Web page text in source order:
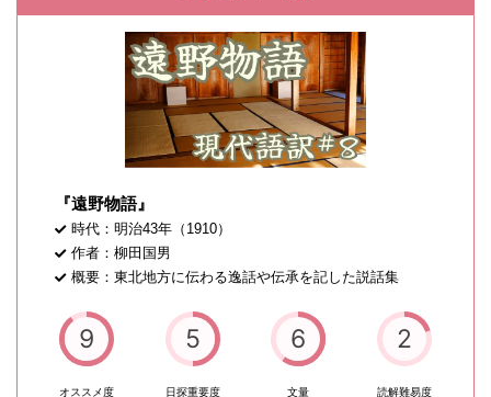
『遠野物語』
時代：明治43年（1910）
作者：柳田国男
概要：東北地方に伝わる逸話や伝承を記した説話集
9
オススメ度
5
日探重要度
6
文量
2
読解難易度